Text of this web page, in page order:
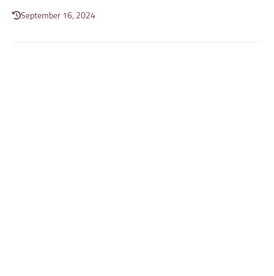
September 16, 2024